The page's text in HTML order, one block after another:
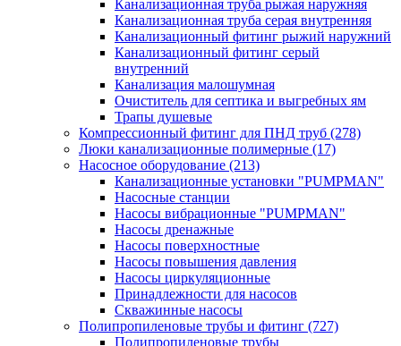
Канализационная труба рыжая наружняя
Канализационная труба серая внутренняя
Канализационный фитинг рыжий наружний
Канализационный фитинг серый
внутренний
Канализация малошумная
Очиститель для септика и выгребных ям
Трапы душевые
Компрессионный фитинг для ПНД труб (278)
Люки канализационные полимерные (17)
Насосное оборудование (213)
Канализационные установки "PUMPMAN"
Насосные станции
Насосы вибрационные "PUMPMAN"
Насосы дренажные
Насосы поверхностные
Насосы повышения давления
Насосы циркуляционные
Принадлежности для насосов
Скважинные насосы
Полипропиленовые трубы и фитинг (727)
Полипропиленовые трубы